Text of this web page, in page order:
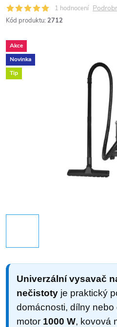
1 hodnocení
Kód produktu: 2712
Akce
Novinka
Tip
Univerzální vysavač
nečistoty je praktický
domácnosti, dílny
motor 1000 W, kovová